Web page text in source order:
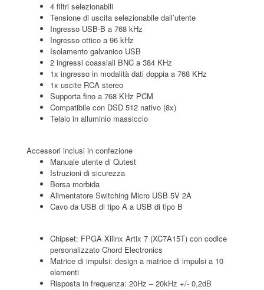
4 filtri selezionabili
Tensione di uscita selezionabile dall’utente
Ingresso USB-B a 768 kHz
Ingresso ottico a 96 kHz
Isolamento galvanico USB
2 ingressi coassiali BNC a 384 KHz
1x ingresso in modalità dati doppia a 768 KHz
1x uscite RCA stereo
Supporta fino a 768 KHz PCM
Compatibile con DSD 512 nativo (8x)
Telaio in alluminio massiccio
Accessori inclusi in confezione
Manuale utente di Qutest
Istruzioni di sicurezza
Borsa morbida
Alimentatore Switching Micro USB 5V 2A
Cavo da USB di tipo A a USB di tipo B
Chipset: FPGA Xilinx Artix 7 (XC7A15T) con codice
personalizzato Chord Electronics
Matrice di impulsi: design a matrice di impulsi a 10
elementi
Risposta in frequenza: 20Hz – 20kHz +/- 0,2dB